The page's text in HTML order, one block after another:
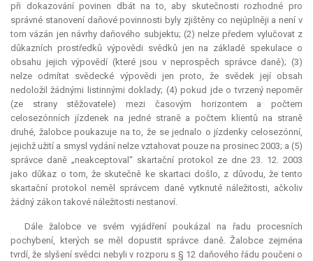
při dokazování povinen dbát na to, aby skutečnosti rozhodné pro
správné stanovení daňové povinnosti byly zjištěny co nejúplněji a není v
tom vázán jen návrhy daňového subjektu; (2) nelze předem vylučovat z
důkazních prostředků výpovědi svědků jen na základě spekulace o
obsahu jejich výpovědí (které jsou v neprospěch správce daně); (3)
nelze odmítat svědecké výpovědi jen proto, že svědek její obsah
nedoložil žádnými listinnými doklady; (4) pokud jde o tvrzený nepoměr
(ze strany stěžovatele) mezi časovým horizontem a počtem
celosezónních jízdenek na jedné straně a počtem klientů na straně
druhé, žalobce poukazuje na to, že se jednalo o jízdenky celosezónní,
jejichž užití a smysl vydání nelze vztahovat pouze na prosinec 2003; a (5)
správce daně „neakceptoval“ skartační protokol ze dne 23. 12. 2003
jako důkaz o tom, že skutečně ke skartaci došlo, z důvodu, že tento
skartační protokol neměl správcem daně vytknuté náležitosti, ačkoliv
žádný zákon takové náležitosti nestanoví.
Dále žalobce ve svém vyjádření poukázal na řadu procesních
pochybení, kterých se měl dopustit správce daně. Žalobce zejména
tvrdí, že slyšení svědci nebyli v rozporu s § 12 daňového řádu poučeni o